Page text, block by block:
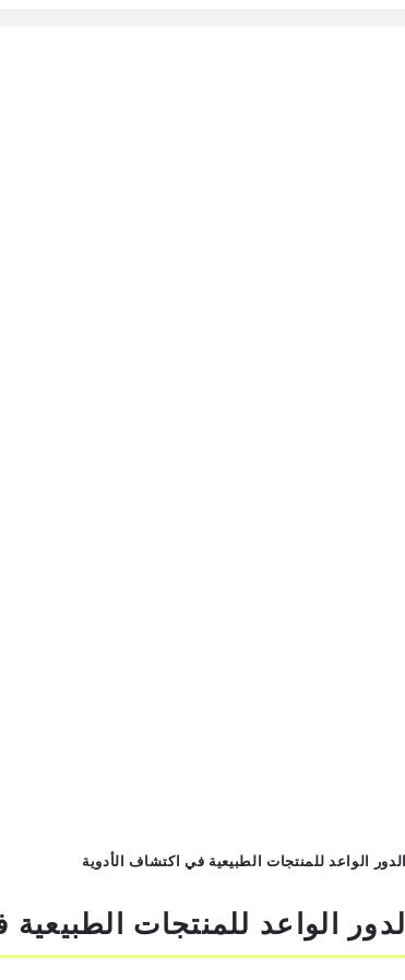
الدور الواعد للمنتجات الطبيعية في اكتشاف الأدوية
الدور الواعد للمنتجات